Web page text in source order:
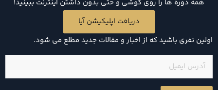
همه دوره ها را روی گوشی و حتی بدون داشتن اینترنت ببینید!
دریافت اپلیکیشن آیا
اولین نفری باشید که از اخبار و مقالات جدید مطلع می شود.
ایمیل
(ضروری)